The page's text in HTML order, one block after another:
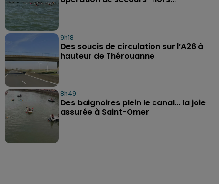
9h18
Des soucis de circulation sur l’A26 à
hauteur de Thérouanne
8h49
Des baignoires plein le canal... la joie
assurée à Saint-Omer